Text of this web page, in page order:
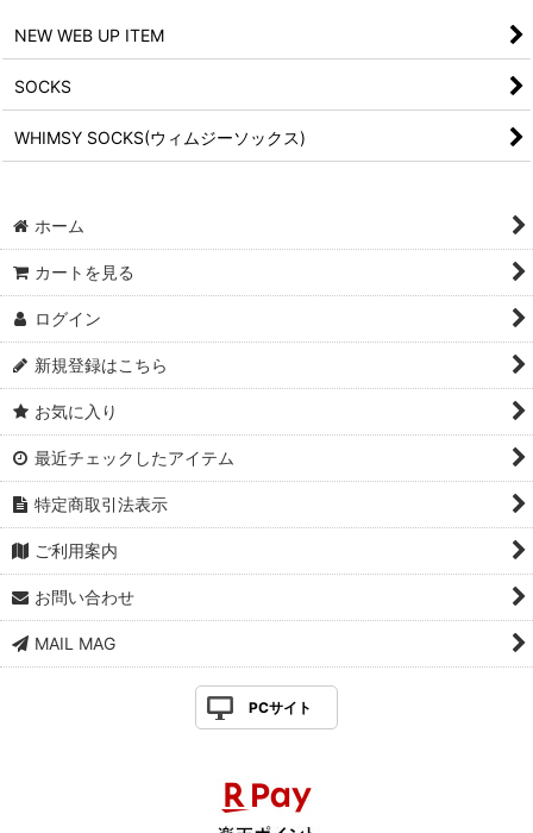
NEW WEB UP ITEM
SOCKS
WHIMSY SOCKS(ウィムジーソックス)
ホーム
カートを見る
ログイン
新規登録はこちら
お気に入り
最近チェックしたアイテム
特定商取引法表示
ご利用案内
お問い合わせ
MAIL MAG
PCサイト